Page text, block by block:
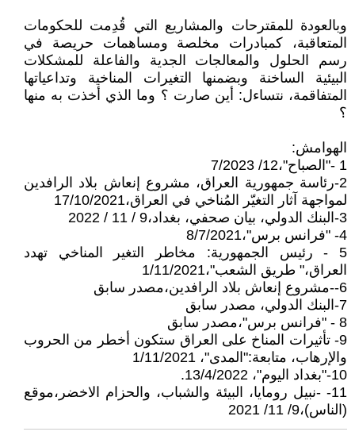
وبالعودة للمقترحات والمشاريع التي قُدِمت للحكومات
المتعاقبة، كمبادرات مخلصة ومساهمات حريصة في
رسم الحلول والمعالجات الجدية والفاعلة للمشكلات
البيئية الساخنة وبضمنها التغيرات المناخية وتداعياتها
المتفاقمة، نتساءل: أين صارت ؟ وما الذي أخذت به منها
؟
الهوامش:
1 -"الصباح"،12/ 7/2023
2-رئاسة جمهورية العراق، مشروع إنعاش بلاد الرافدين
لمواجهة آثار التغيّر المُناخي في العراق،17/10/2021
3-البنك الدولي، بيان صحفي، بغداد،9 / 11 / 2022
4- "فرانس برس"،8/7/2021
5 - رئيس الجمهورية: مخاطر التغير المناخي تهدد
العراق،" طريق الشعب"،1/11/2021
6--مشروع إنعاش بلاد الرافدين،مصدر سابق
7-البنك الدولي، مصدر سابق
8 - "فرانس برس"،مصدر سابق
9- تأثيرات المناخ على العراق ستكون أخطر من الحروب
والإرهاب، متابعة:"المدى"، 1/11/2021
10-"بغداد اليوم"، 13/4/2022.
11- -نبيل رومايا، البيئة والشباب، والحزام الاخضر،موقع
(الناس)،9/ 11/ 2021